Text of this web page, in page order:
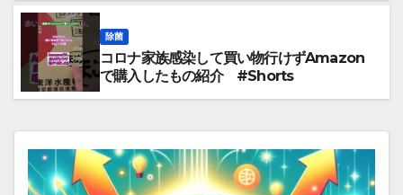
除菌
コロナ家族感染して買い物行けずAmazon
で購入したもの紹介 #Shorts